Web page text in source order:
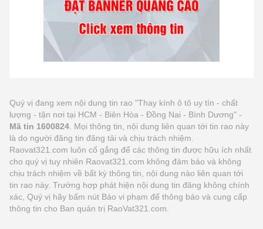
Quý vị đang xem nội dung tin rao "Thay kính ô tô uy tín - chất
lượng - tận nơi tại HCM - Biên Hòa - Đồng Nai - Bình Dương" -
Mã tin 1600824 . Mọi thông tin, nội dung liên quan tới tin rao này
là do người đăng tin đăng tải và chịu trách nhiệm.
Raovat321.com luôn cố gắng để các thông tin được hữu ích nhất
cho quý vị tuy nhiên Raovat321.com không đảm bảo và không
chịu trách nhiệm về bất kỳ thông tin, nội dung nào liên quan tới
tin rao này. Trường hợp phát hiện nội dung tin đăng không chính
xác, Quý vị hãy bấm nút Báo vi phạm để thông báo và cung cấp
thông tin cho Ban quản trị RaoVat321.com.